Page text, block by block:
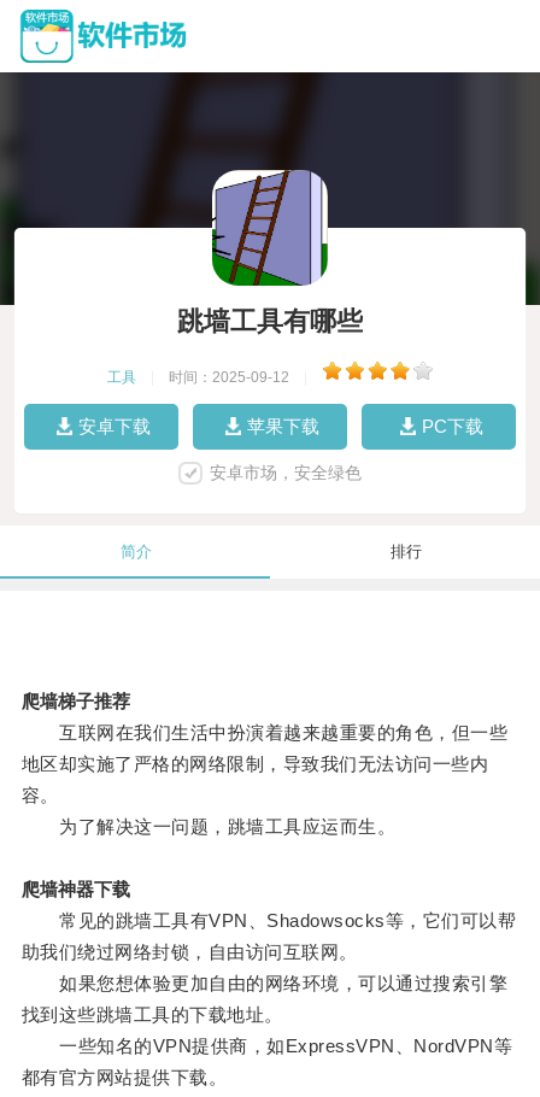
跳墙工具有哪些
工具 时间：2025-09-12
安卓下载 苹果下载 PC下载
安卓市场，安全绿色
简介 排行
爬墙梯子推荐
互联网在我们生活中扮演着越来越重要的角色，但一些
地区却实施了严格的网络限制，导致我们无法访问一些内
容。
为了解决这一问题，跳墙工具应运而生。
爬墙神器下载
常见的跳墙工具有VPN、Shadowsocks等，它们可以帮
助我们绕过网络封锁，自由访问互联网。
如果您想体验更加自由的网络环境，可以通过搜索引擎
找到这些跳墙工具的下载地址。
一些知名的VPN提供商，如ExpressVPN、NordVPN等
都有官方网站提供下载。